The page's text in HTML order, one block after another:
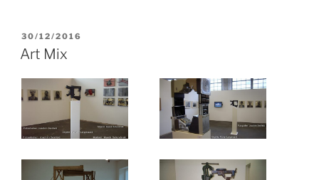
VERÖFFENTLICHT
AM
30/12/2016
Art Mix